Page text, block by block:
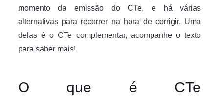
momento da emissão do CTe, e há várias
alternativas para recorrer na hora de corrigir. Uma
delas é o CTe complementar, acompanhe o texto
para saber mais!
O que é CTe